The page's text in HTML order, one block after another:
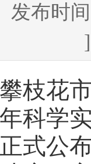
布时
花市
科学
式公